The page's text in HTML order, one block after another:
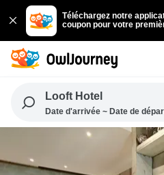
Téléchargez notre
coupon pour votre
Looft Hotel
Date d'arrivée ~ Date de